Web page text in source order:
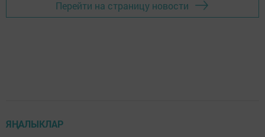
Перейти на страницу новости
ЯҢАЛЫКЛАР